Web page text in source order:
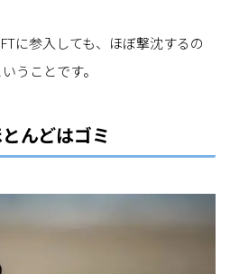
に参入しても、ほぼ撃沈するの
うことです。
んどはゴミ